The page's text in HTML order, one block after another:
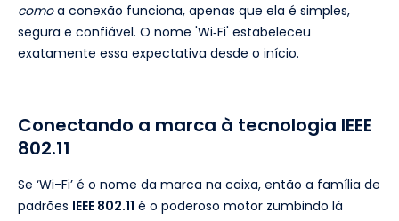
comoa conexão funciona, apenas que ela é simples,
segura e confiável. O nome 'Wi‑Fi' estabeleceu
exatamente essa expectativa desde o início.
Conectando a marca à tecnologia IEEE
802.11
Se ‘Wi-Fi’ é o nome da marca na caixa, então a família de
padrões IEEE 802.11 é o poderoso motor zumbindo lá